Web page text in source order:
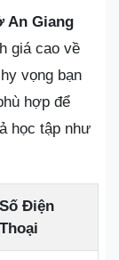
An Giang
giá cao về
hy vọng bạn
hợp để
học tập như
Số Điện
Thoại